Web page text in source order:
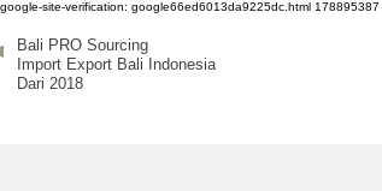
google-site-verification: google66ed6013da9225dc.html 178895387
Bali PRO Sourcing
Import Export Bali Indonesia
Dari 2018